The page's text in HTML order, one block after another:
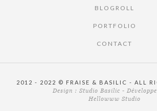
BLOGROLL
PORTFOLIO
CONTACT
2012 - 2022 © FRAISE & BASILIC - ALL
Design : Studio Basilic -
Hellowww Studio